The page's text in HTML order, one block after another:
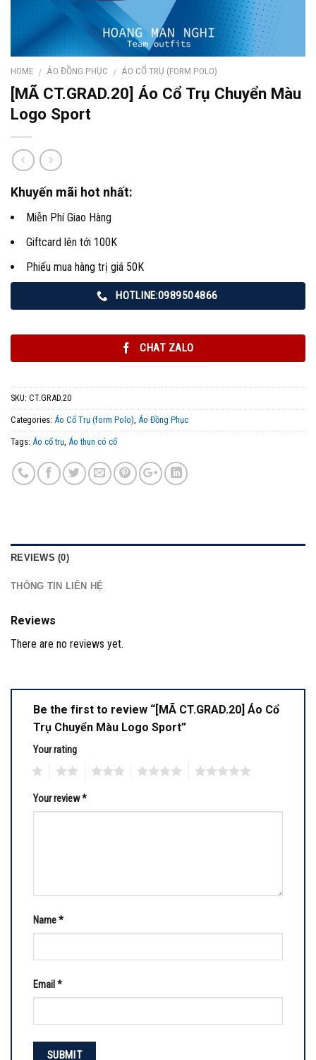
HOME / ÁO ĐỒNG PHỤC / ÁO CỔ TRỤ (FORM POLO)
[MÃ CT.GRAD.20] Áo Cổ Trụ Chuyển Màu
Logo Sport
Khuyến mãi hot nhất:
Miễn Phí Giao Hàng
Giftcard lên tới 100K
Phiếu mua hàng trị giá 50K
HOTLINE:0989504866
CHAT ZALO
SKU: CT.GRAD.20
Categories: Áo Cổ Trụ (form Polo), Áo Đồng Phục
Tags: Áo cổ trụ, Áo thun có cổ
REVIEWS (0)
THÔNG TIN LIÊN HỆ
Reviews
There are no reviews yet.
Be the first to review “[MÃ CT.GRAD.20] Áo Cổ
Trụ Chuyển Màu Logo Sport”
Your rating
Your review*
Name*
Email *